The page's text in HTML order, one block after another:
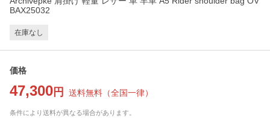
BAX25032
在庫なし
価格
47,300 円 送料無料 （全国一律）
条件により送料が異なる場合があります。